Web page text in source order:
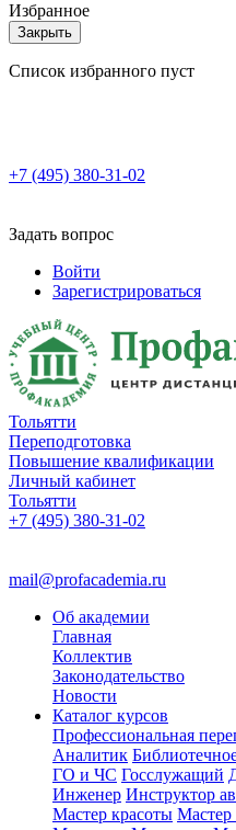
Избранное
Закрыть
Список избранного пуст
+7 (495) 380-31-02
Задать вопрос
Войти
Зарегистрироваться
Тольятти
Переподготовка
Повышение квалификации
Личный кабинет
Тольятти
+7 (495) 380-31-02
mail@profacademia.ru
Об академии
Главная
Коллектив
Законодательство
Новости
Каталог курсов
Профессиональная
Аналитик
ГО и ЧС Госслужащий
Инженер Инструктор
Мастер красоты Мастер